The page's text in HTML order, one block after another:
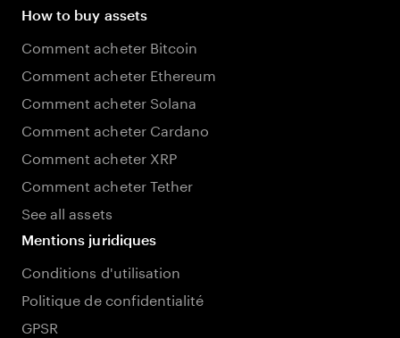
How to buy assets
Comment acheter Bitcoin
Comment acheter Ethereum
Comment acheter Solana
Comment acheter Cardano
Comment acheter XRP
Comment acheter Tether
See all assets
Mentions juridiques
Conditions d'utilisation
Politique de confidentialité
GPSR